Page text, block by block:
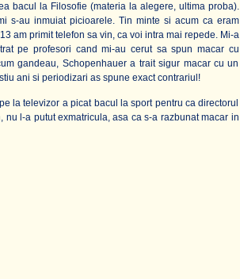
bacul la Filosofie (materia la alegere, ultima proba).
s-au inmuiat picioarele. Tin minte si acum ca eram
am primit telefon sa vin, ca voi intra mai repede. Mi-a
pe profesori cand mi-au cerut sa spun macar cu
gandeau, Schopenhauer a trait sigur macar cu un
ani si periodizari as spune exact contrariul!
la televizor a picat bacul la sport pentru ca directorul
l-a putut exmatricula, asa ca s-a razbunat macar in